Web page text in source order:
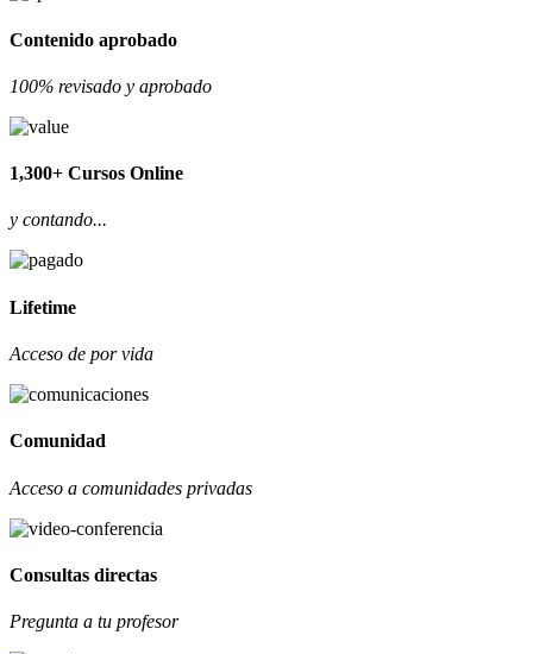
Contenido aprobado
100% revisado y aprobado
1,300+ Cursos Online
y contando...
Lifetime
Acceso de por vida
Comunidad
Acceso a comunidades privadas
Consultas directas
Pregunta a tu profesor